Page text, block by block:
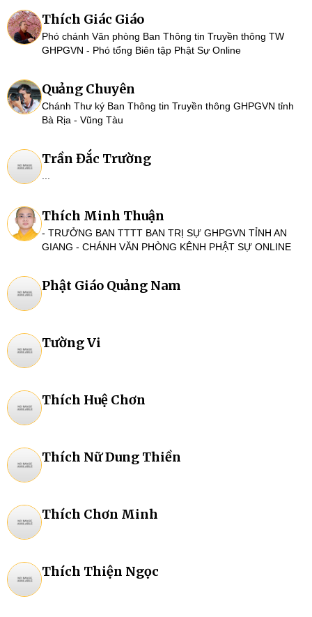
Thích Giác Giáo
Phó chánh Văn phòng Ban Thông tin Truyền thông TW
GHPGVN - Phó tổng Biên tập Phật Sự Online
Quảng Chuyên
Chánh Thư ký Ban Thông tin Truyền thông GHPGVN tỉnh
Bà Rịa - Vũng Tàu
Trần Đắc Trường
Thích Minh Thuận
- TRƯỞNG BAN TTTT BAN TRỊ SỰ GHPGVN TỈNH AN
GIANG - CHÁNH VĂN PHÒNG KÊNH PHẬT SỰ ONLINE
Phật Giáo Quảng Nam
Tường Vi
Thích Huệ Chơn
Thích Nữ Dung Thiền
Thích Chơn Minh
Thích Thiện Ngọc